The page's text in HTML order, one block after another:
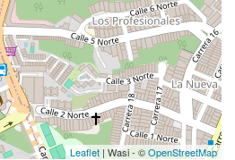
Leaflet | Wasi - ©OpenStreetMap